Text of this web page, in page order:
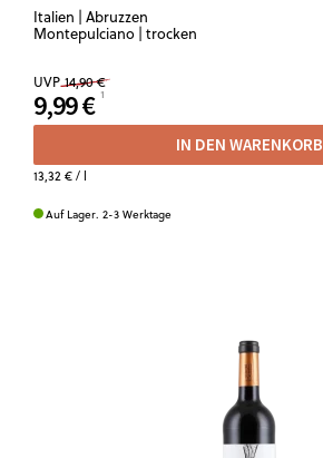
Italien | Abruzzen
Montepulciano | trocken
UVP 14,90 €
9,99 €
IN DEN WARENKORB
13,32 €/ l
Auf Lager. 2-3 Werktage